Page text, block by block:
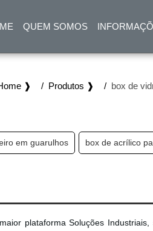
QUEM SOMOS
❱ Produtos ❱ box de
em guarulhos box de acrílico
plataforma Soluções Industriais,